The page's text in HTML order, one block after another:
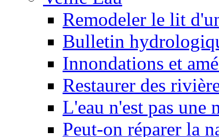
Remodeler le lit
Bulletin
Innondations et
Restaurer des
L'eau n'est pas une
Peut-on réparer la